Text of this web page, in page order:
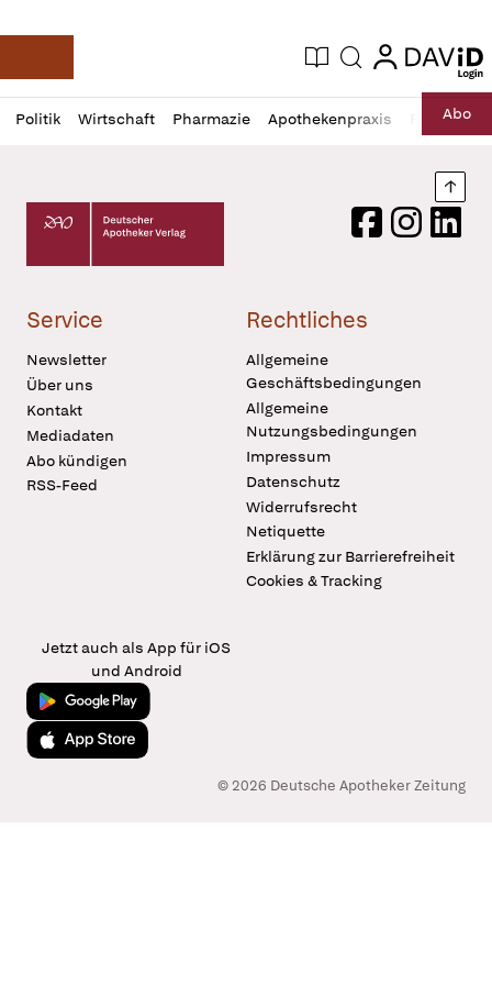
Deutsche Apotheker Zeitung
Aktuelle Ausgabe
Suche login
login
Politik Wirtschaft Pharmazie Apothekenpraxis RechtAbo
Profil
öffnen
Daz
Pur
Deutscher Apotheker Verlag Logo
FacebookInstagram
Service
Newsletter
Über uns
Kontakt
Mediadaten
Abo kündigen
RSS-Feed
Rechtliches
Allgemeine
Geschäftsbedingungen
Allgemeine
Nutzungsbedingungen
Impressum
Datenschutz
Widerrufsrecht
Netiquette
Erklärung zur Barrierefreiheit
Cookies & Tracking
Jetzt auch als App für iOS
und Android
Jetzt bei Google Play
Laden im App Store
© 2026 Deutsche Apotheker Zeitung